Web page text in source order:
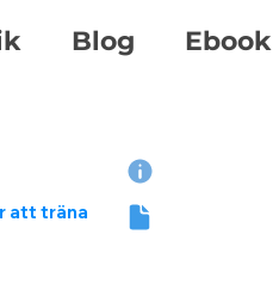
Blog Ebook
att träna